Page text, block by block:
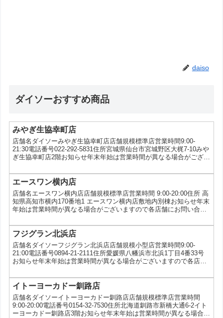
daiso
ダイソーおすすめ商品
みやぎ生協幸町店
店舗名ダイソーみやぎ生協幸町店店舗規模標準店営業時間9:00-
21:30電話番号022-292-5831住所宮城県仙台市宮城野区大梶7-10みや
ぎ生協幸町店2階お知らせ年末年始は営業時間が異なる場合がござい
ンペーン、au三太郎の日
エースワン横内店
店舗名エースワン横内店店舗規模標準店営業時間 9:00-20:00住所 高
知県高知市横内170番地1 エースワン横内店敷地内別棟お知らせ年末
年始は営業時間が異なる場合がございますので各店舗にお問い合わ
フジグラン北浜店
店舗名ダイソーフジグラン北浜店店舗規模小型店営業時間9:00-
21:00電話番号0894-21-2111住所愛媛県八幡浜市北浜1丁目4番33号
お知らせ年末年始は営業時間が異なる場合がございますので各店舗
イトーヨーカドー釧路店
店舗名ダイソーイトーヨーカドー釧路店店舗規模標準店営業時間
9:00-20:00電話番号0154-32-7530住所北海道釧路市新橋大通6-2イト
ーヨーカドー釧路店3階お知らせ年末年始は営業時間が異なる場合が